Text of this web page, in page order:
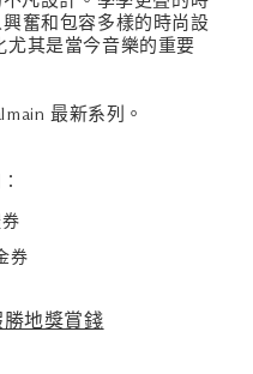
奮和包容多樣的時尚設
尤其是當今音樂的重要
最新系列。
券
地獎賞錢